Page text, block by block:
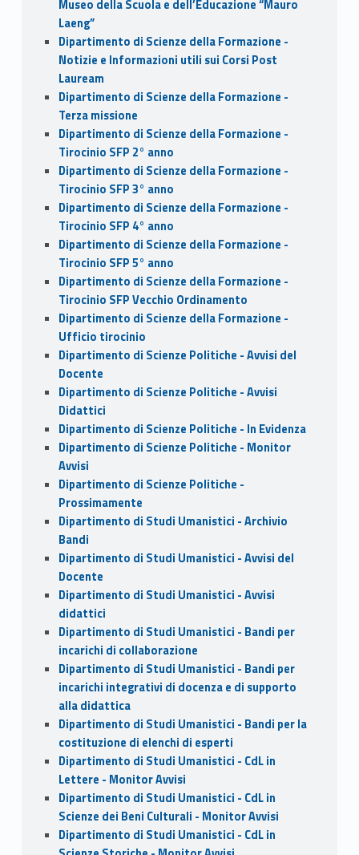
Museo della Scuola e dell’Educazione “Mauro
Laeng”
Dipartimento di Scienze della Formazione -
Notizie e Informazioni utili sui Corsi Post
Lauream
Dipartimento di Scienze della Formazione -
Terza missione
Dipartimento di Scienze della Formazione -
Tirocinio SFP 2° anno
Dipartimento di Scienze della Formazione -
Tirocinio SFP 3° anno
Dipartimento di Scienze della Formazione -
Tirocinio SFP 4° anno
Dipartimento di Scienze della Formazione -
Tirocinio SFP 5° anno
Dipartimento di Scienze della Formazione -
Tirocinio SFP Vecchio Ordinamento
Dipartimento di Scienze della Formazione -
Ufficio tirocinio
Dipartimento di Scienze Politiche - Avvisi del
Docente
Dipartimento di Scienze Politiche - Avvisi
Didattici
Dipartimento di Scienze Politiche - In Evidenza
Dipartimento di Scienze Politiche - Monitor
Avvisi
Dipartimento di Scienze Politiche -
Prossimamente
Dipartimento di Studi Umanistici - Archivio
Bandi
Dipartimento di Studi Umanistici - Avvisi del
Docente
Dipartimento di Studi Umanistici - Avvisi
didattici
Dipartimento di Studi Umanistici - Bandi per
incarichi di collaborazione
Dipartimento di Studi Umanistici - Bandi per
incarichi integrativi di docenza e di supporto
alla didattica
Dipartimento di Studi Umanistici - Bandi per la
costituzione di elenchi di esperti
Dipartimento di Studi Umanistici - CdL in
Lettere - Monitor Avvisi
Dipartimento di Studi Umanistici - CdL in
Scienze dei Beni Culturali - Monitor Avvisi
Dipartimento di Studi Umanistici - CdL in